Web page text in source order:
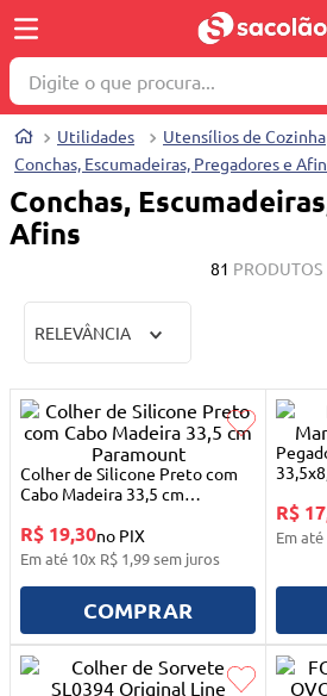
Digite o que procura...
Utilidades
Utensílios de Cozinha
Conchas, Escumadeiras, Pregadores e
Conchas,
Afins
81 PRODUTOS
RELEVÂNCIA
Colher de Silicone Preto com
Cabo Madeira 33,5 cm
R$ 19,30no PIX
Em até 10x R$ 1,99sem juros
COMPRAR
R$
Em até
1º
2º
7º
8º
º
10º